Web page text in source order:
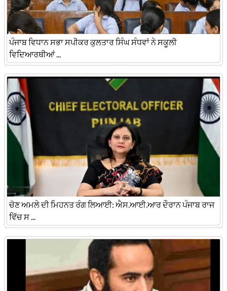
ਪੰਜਾਬ ਵਿਧਾਨ ਸਭਾ ਸਪੀਕਰ ਕੁਲਤਾਰ ਸਿੰਘ ਸੰਧਵਾਂ ਨੇ ਸਕੂਲੀ
ਵਿਦਿਆਰਥੀਆਂ ...
ਚੋਣ ਅਮਲੇ ਦੀ ਮਿਹਨਤ ਰੰਗ ਲਿਆਈ: ਐਸ.ਆਈ.ਆਰ ਦੌਰਾਨ ਪੰਜਾਬ ਰਾਜ
ਵਿੱਚ ਸ ...